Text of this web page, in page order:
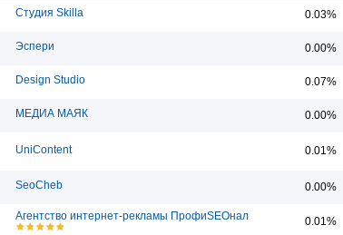
Студия Skilla 0.03%
Эспери 0.00%
Design Studio 0.07%
МЕДИА МАЯК 0.00%
UniContent 0.01%
SeoCheb 0.00%
Агентство интернет-рекламы ПрофиSEOнал 0.01%